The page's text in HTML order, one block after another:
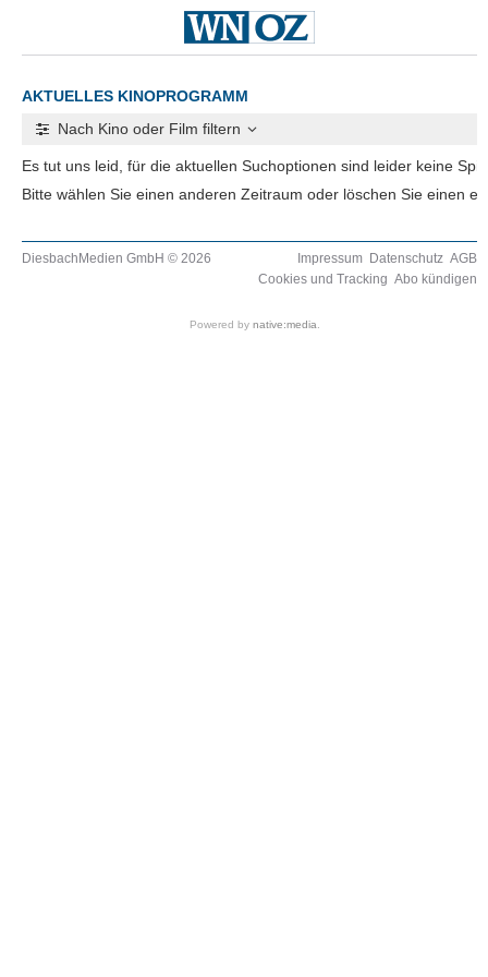
AKTUELLES KINOPROGRAMM
Nach Kino oder Film filtern
Es tut uns leid, für die aktuellen Suchoptionen sind leider keine
Bitte wählen Sie einen anderen Zeitraum oder löschen Sie einen
DiesbachMedien GmbH © 2026 Impressum Datenschutz AGB
Cookies und Tracking Abo kündigen
Powered by native:media.